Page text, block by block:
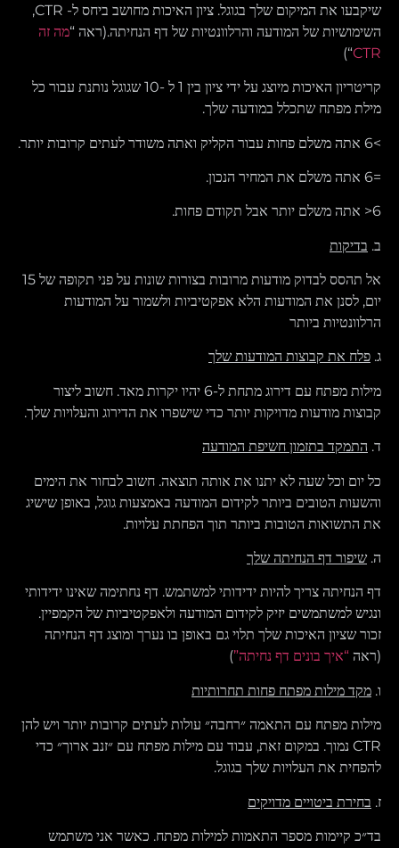
שיקבעו את המיקום שלך בגוגל. ציון האיכות מחושב ביחס ל- CTR,
השימושיות של המודעה והרלוונטיות של דף הנחיתה.(ראה “מה זה
CTR
“)
קריטריון האיכות מיוצג על ידי ציון בין 1 ל -10 שגוגל נותנת עבור כל
מילת מפתח שתכלל במודעה שלך.
>6 אתה משלם פחות עבור הקליק ואתה משודר לעתים קרובות יותר.
=6 אתה משלם את המחיר הנכון.
6< אתה משלם יותר אבל תקודם פחות.
ב. בדיקות
אל תהסס לבדוק מודעות מרובות בצורות שונות על פני תקופה של 15
יום, לסנן את המודעות הלא אפקטיביות ולשמור על המודעות
הרלוונטיות ביותר
ג. פלח את קבוצות המודעות שלך
מילות מפתח עם דירוג מתחת ל-6 יהיו יקרות מאד. חשוב ליצור
קבוצות מודעות מדויקות יותר כדי שישפרו את הדירוג והעלויות שלך.
ד. התמקד בתזמון חשיפת המודעה
כל יום וכל שעה לא יתנו את אותה תוצאה. חשוב לבחור את הימים
והשעות הטובים ביותר לקידום המודעה באמצעות גוגל, באופן שישיג
את התשואות הטובות ביותר תוך הפחתת עלויות.
ה. שיפור דף הנחיתה שלך
דף הנחיתה צריך להיות ידידותי למשתמש. דף נחתימה שאינו ידידותי
ונגיש למשתמשים יזיק לקידום המודעה ולאפקטיביות של הקמפיין.
זכור שציון האיכות שלך תלוי גם באופן בו נערך ומוצג דף הנחיתה
(ראה “איך בונים דף נחיתה”)
ו. מקד מילות מפתח פחות תחרותיות
מילות מפתח עם התאמה ״רחבה״ עולות לעתים קרובות יותר ויש להן
CTR נמוך. במקום זאת, עבוד עם מילות מפתח עם ״זנב ארוך״ כדי
להפחית את העלויות שלך בגוגל.
ז. בחירת ביטויים מדויקים
בד״כ קיימות מספר התאמות למילות מפתח. כאשר אני משתמש